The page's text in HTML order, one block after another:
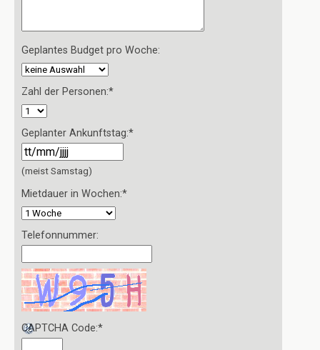
Geplantes Budget pro Woche:
Zahl der Personen:*
Geplanter Ankunftstag:*
(meist Samstag)
Mietdauer in Wochen:*
Telefonnummer:
CAPTCHA Code:*